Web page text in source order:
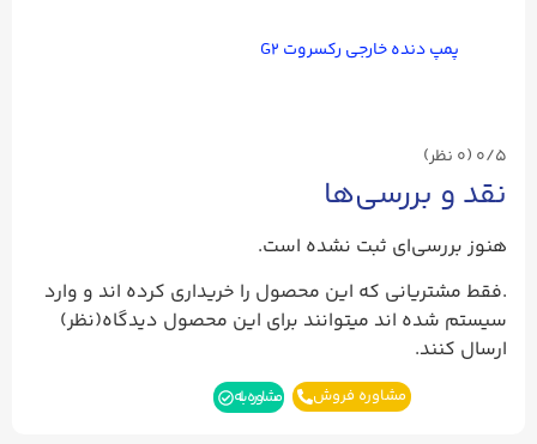
پمپ دنده خارجی رکسروت G۲
0/5 (۰ نظر)
نقد و بررسی‌ها
هنوز بررسی‌ای ثبت نشده است.
.فقط مشتریانی که این محصول را خریداری کرده اند و وارد
سیستم شده اند میتوانند برای این محصول دیدگاه(نظر)
ارسال کنند.
مشاوره فروش مشاوره بله